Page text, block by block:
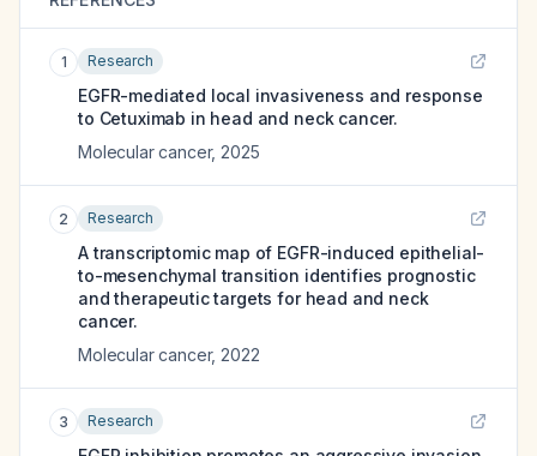
1 Research
EGFR-mediated local invasiveness and response
to Cetuximab in head and neck cancer.
Molecular cancer, 2025
2 Research
A transcriptomic map of EGFR-induced epithelial-
to-mesenchymal transition identifies prognostic
and therapeutic targets for head and neck
cancer.
Molecular cancer, 2022
3 Research